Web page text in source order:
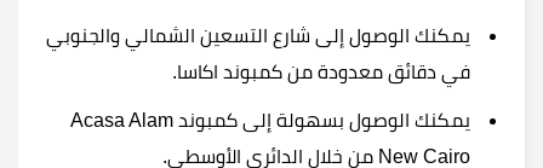
يمكنك الوصول إلى شارع التسعين الشمالي والجنوبي
في دقائق معدودة من كمبوند اكاسا.
يمكنك الوصول بسهولة إلى كمبوند Acasa Alam
New Cairo من خلال الدائري الأوسطي.